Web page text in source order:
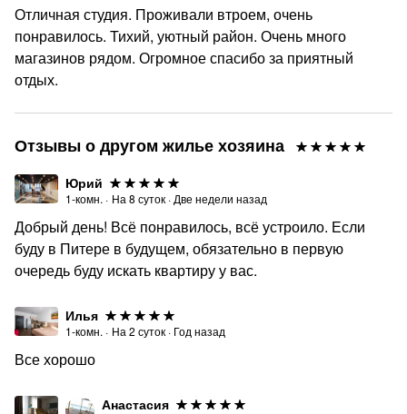
Отличная студия. Проживали втроем, очень
понравилось. Тихий, уютный район. Очень много
магазинов рядом. Огромное спасибо за приятный
отдых.
Отзывы о другом жилье хозяина
Юрий
1-комн. · На 8 суток · Две недели назад
Добрый день! Всё понравилось, всё устроило. Если
буду в Питере в будущем, обязательно в первую
очередь буду искать квартиру у вас.
Илья
1-комн. · На 2 суток · Год назад
Все хорошо
Анастасия